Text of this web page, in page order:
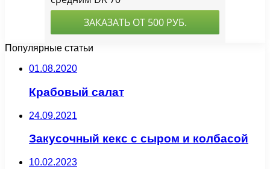
Популярные статьи
01.08.2020
Крабовый салат
24.09.2021
Закусочный кекс с сыром и колбасой
10.02.2023